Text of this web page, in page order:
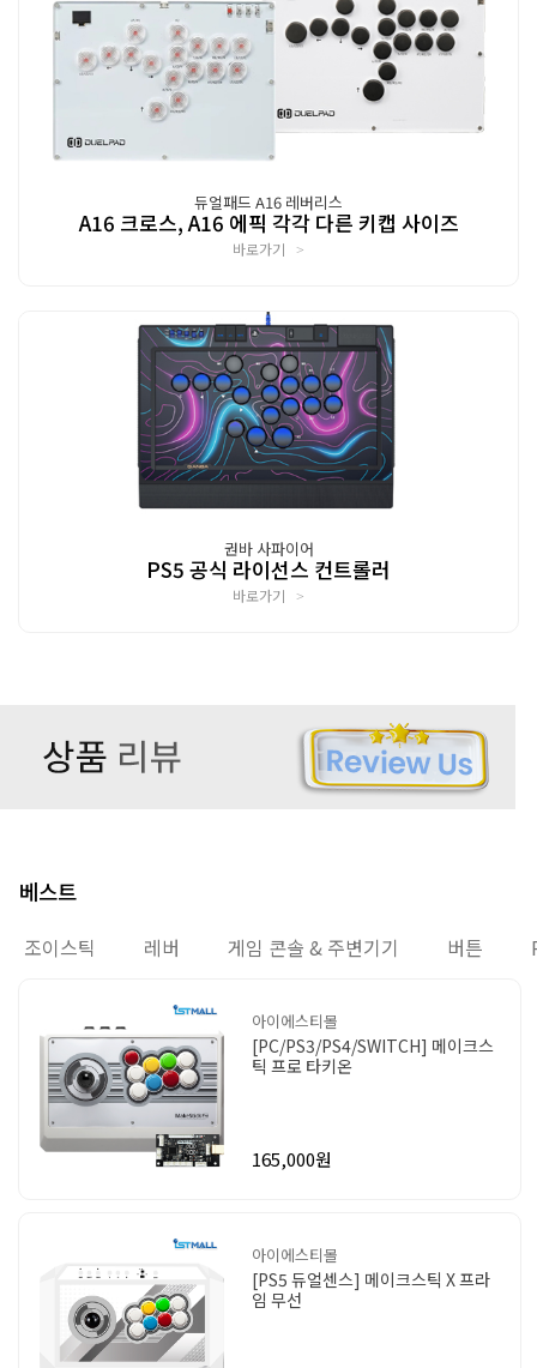
듀얼패드 A16 레버리스
A16 크로스, A16 에픽 각각 다른 키캡 사이즈
바로가기 >
권바 사파이어
PS5 공식 라이선스 컨트롤러
바로가기 >
베스트
조이스틱 레버 게임 콘솔 & 주변기기 버튼
아이에스티몰
[PC/PS3/PS4/SWITCH] 메이크스
틱 프로 타키온
165,000원
아이에스티몰
[PS5 듀얼센스] 메이크스틱 X 프라
임 무선